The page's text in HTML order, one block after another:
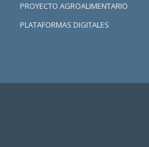
PROYECTO AGROALIMENTARIO
PLATAFORMAS DIGITALES